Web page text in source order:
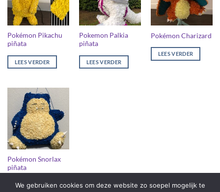
Pokémon Pikachu
piñata
LEES VERDER
Pokemon Palkia
piñata
LEES VERDER
Pokémon Charizard
LEES VERDER
Pokémon Snorlax
piñata
LEES VERDER
We gebruiken cookies om deze website zo soepel mogelijk te